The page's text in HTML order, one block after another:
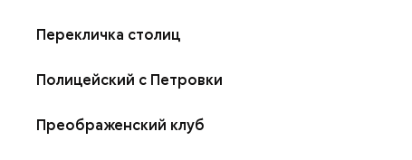
Перекличка столиц
Полицейский с Петровки
Преображенский клуб